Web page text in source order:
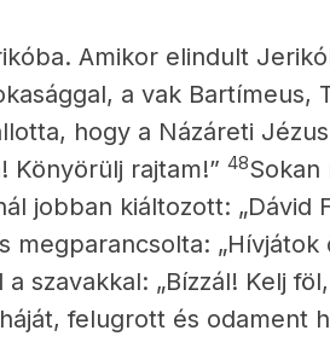
Amikor elindult
a vak Bartímeus,
hogy a Názáreti
Könyörülj rajtam!” 48Sokan
jobban kiáltozott: „Dávid
megparancsolta: „Hívjátok
szavakkal: „Bízzál! Kelj
felugrott és odament